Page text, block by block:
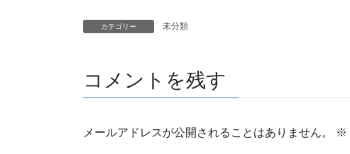
カテゴリー 未分類
コメントを残す
メールアドレスが公開されることはありません。 ※